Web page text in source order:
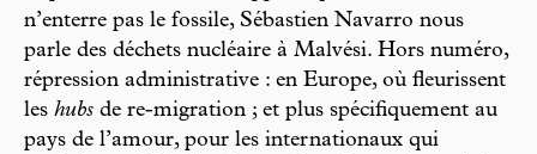
n’enterre pas le fossile, Sébastien Navarro nous
parle des déchets nucléaire à Malvési. Hors numéro,
répression administrative : en Europe, où fleurissent
les hubs de re-migration ; et plus spécifiquement au
pays de l’amour, pour les internationaux qui